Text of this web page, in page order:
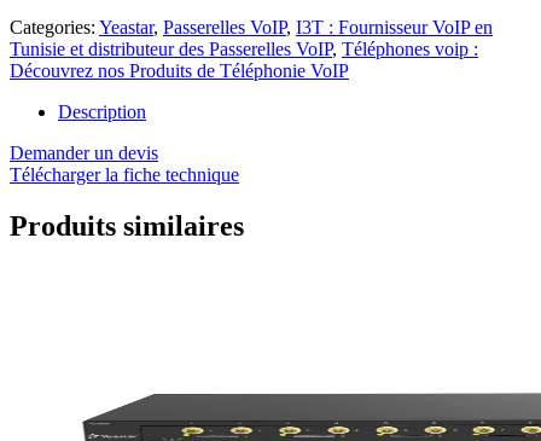
Categories: Yeastar, Passerelles VoIP, I3T : Fournisseur VoIP en
Tunisie et distributeur des Passerelles VoIP, Téléphones voip :
Découvrez nos Produits de Téléphonie VoIP
Description
Demander un devis
Télécharger la fiche technique
Produits similaires